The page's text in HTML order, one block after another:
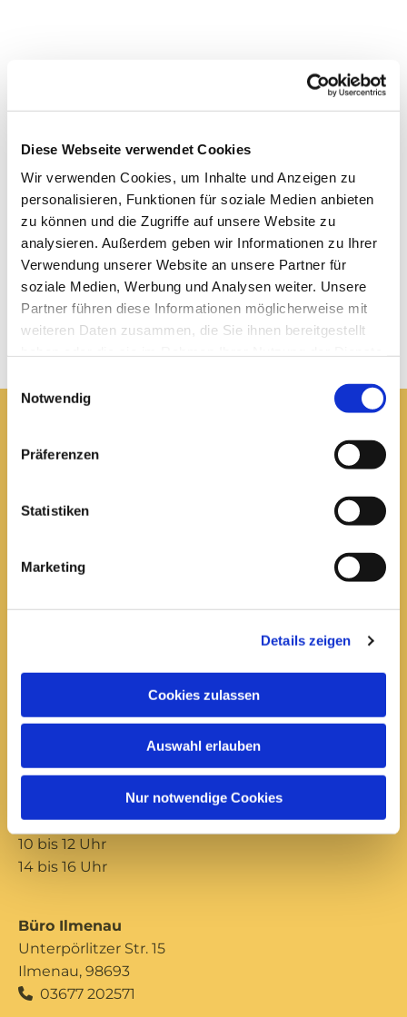
Diese Webseite verwendet Cookies
Wir verwenden Cookies, um Inhalte und Anzeigen zu
personalisieren, Funktionen für soziale Medien anbieten
zu können und die Zugriffe auf unsere Website zu
analysieren. Außerdem geben wir Informationen zu Ihrer
Verwendung unserer Website an unsere Partner für
soziale Medien, Werbung und Analysen weiter. Unsere
Partner führen diese Informationen möglicherweise mit
weiteren Daten zusammen, die Sie ihnen bereitgestellt
Notwendig
Präferenzen
Statistiken
Marketing
Details zeigen
Cookies zulassen
Auswahl erlauben
Nur notwendige Cookies
Pfarrei St. Elisabeth Arnstadt
Büro Arnstadt
Mittwoch
14 bis 16 Uhr
Donnerstag
10 bis 12 Uhr
14 bis 16 Uhr
Büro Ilmenau
Unterpörlitzer Str. 15
Ilmenau, 98693
 03677 202571